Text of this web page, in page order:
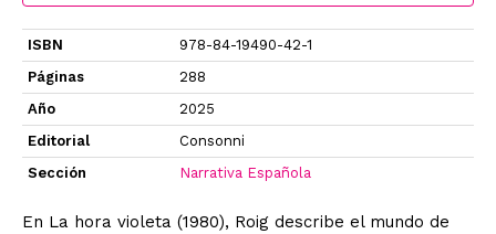
ISBN
978-84-19490-42-1
Páginas
288
Año
2025
Editorial
Consonni
Sección
Narrativa Española
En La hora violeta (1980), Roig describe el mundo de